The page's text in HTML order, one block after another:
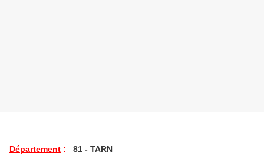
Département : 81 - TARN